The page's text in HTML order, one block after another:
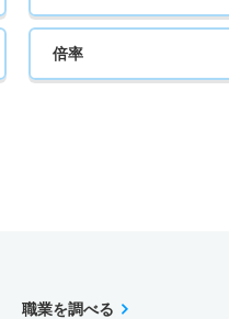
倍率
職業を調べる